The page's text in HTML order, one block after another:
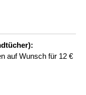
auf Wunsch für 12 €